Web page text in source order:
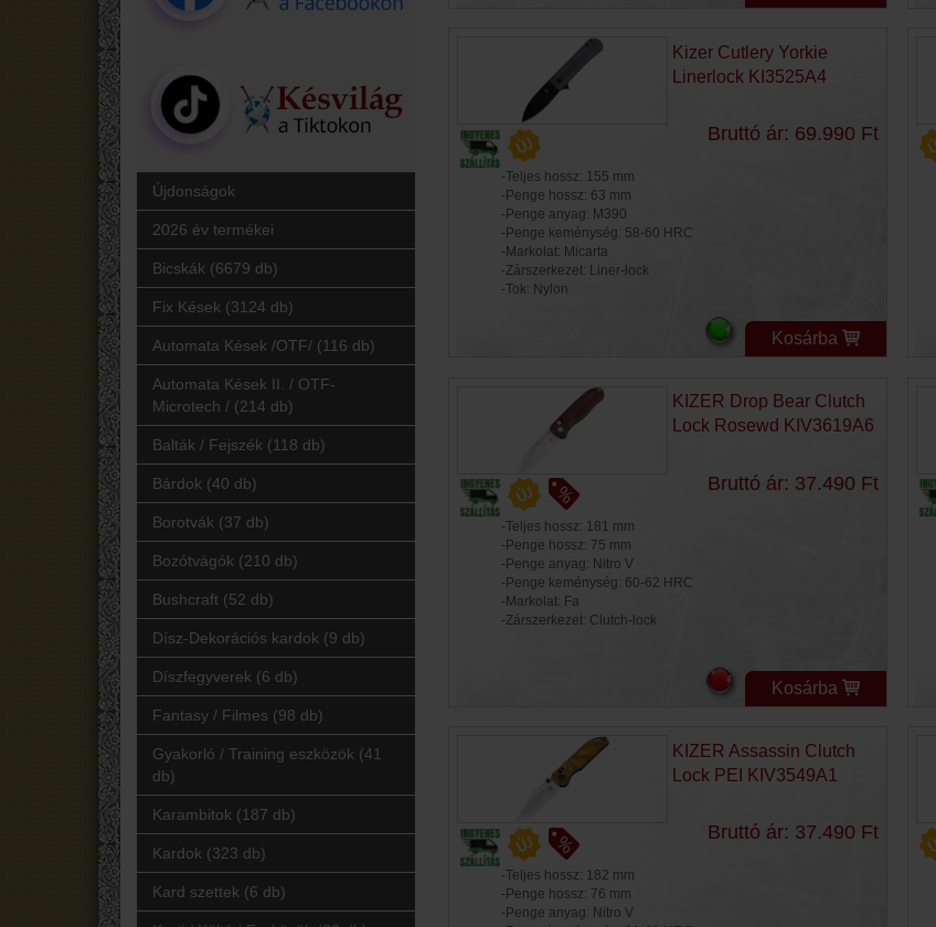
Újdonságok
2026 év termékei
Bicskák (6679 db)
Fix Kések (3124 db)
Automata Kések /OTF/ (116 db)
Automata Kések II. / OTF-
Microtech / (214 db)
Balták / Fejszék (118 db)
Bárdok (40 db)
Borotvák (37 db)
Bozótvágók (210 db)
Bushcraft (52 db)
Dísz-Dekorációs kardok (9 db)
Díszfegyverek (6 db)
Fantasy / Filmes (98 db)
Gyakorló / Training eszközök (41
db)
Karambitok (187 db)
Kardok (323 db)
Kard szettek (6 db)
Kizer Cutlery Yorkie
Linerlock KI3525A4
Bruttó ár: 69.990 Ft
-Teljes hossz: 155 mm
-Penge hossz: 63 mm
-Penge anyag: M390
-Penge keménység: 58-60 HRC
-Markolat: Micarta
-Zárszerkezet: Liner-lock
-Tok: Nylon
Kosárba
KIZER Drop Bear Clutch
Lock Rosewd KIV3619A6
Bruttó ár: 37.490 Ft
-Teljes hossz: 181 mm
-Penge hossz: 75 mm
-Penge anyag: Nitro V
-Penge keménység: 60-62 HRC
-Markolat: Fa
-Zárszerkezet: Clutch-lock
Kosárba
KIZER Assassin Clutch
Lock PEI KIV3549A1
Bruttó ár: 37.490 Ft
-Teljes hossz: 182 mm
-Penge hossz: 76 mm
-Penge anyag: Nitro V